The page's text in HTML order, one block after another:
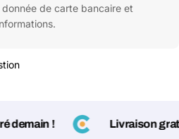
de carte bancaire et
la question
! Livraison